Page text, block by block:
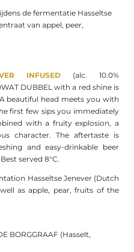
de fermentatie Hasseltse
van appel, peer,
INFUSED (alc. 10.0%
DUBBEL with a red shine is
beautiful head meets you with
first few sips you immediately
with a fruity explosion, a
character. The aftertaste is
and easy-drinkable beer
served 8°C.
Hasseltse Jenever (Dutch
as apple, pear, fruits of the
BORGGRAAF (Hasselt,